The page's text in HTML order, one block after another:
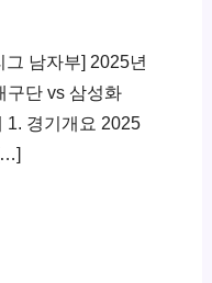
그 남자부] 2025년
구단 vs 삼성화
1. 경기개요 2025